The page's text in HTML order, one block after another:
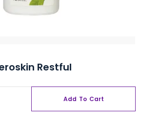
Restful
Add To Cart